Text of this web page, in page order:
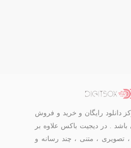
دانلود رایگان و خرید و فروش
باشد . در دیجیت باکس علاوه بر
، تصویری ، متنی ، چند رسانه و